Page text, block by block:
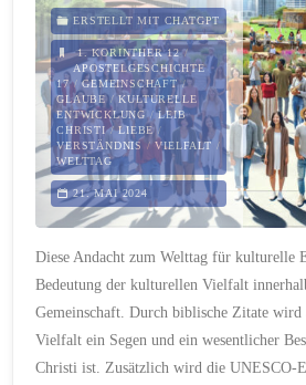
Gute
behaltet:
Eine
christliche
Perspektive
Kritik"
ERSTELLT MIT CHATGPT
1. KORINTHER 12/
APOSTELGESCHICHTE
17/GEMEINSCHAFT/
GLAUBE/KULTURELLE
ENTWICKLUNG/LEIB
CHRISTI/LIEBE/
VERSTÄNDNIS /VIELFALT/
WELTTAG
21. MAI 2024
Diese Andacht zum Welttag für kulturelle
Bedeutung der kulturellen Vielfalt
Gemeinschaft. Durch biblische Zitate wird
Vielfalt ein Segen und ein wesentlicher
Christi ist. Zusätzlich wird die UNESCO-